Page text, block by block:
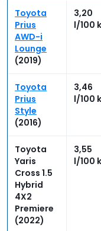
Toyota
Prius
AWD-i
Lounge
(2019)
3,20
l/100
Toyota
Prius
Style
(2016)
3,46
l/100
Toyota
Yaris
Cross 1.5
Hybrid
4X2
Premiere
(2022)
3,55
l/100